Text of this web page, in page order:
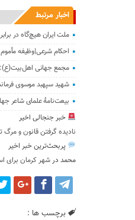
اخبار مرتبط
ملت ایران هیچ‌گاه در
احکام شرعی|وظیفه مأموم
مجمع جهانی
شهید سپهبد موسوی
بیعت‌نامۀ علمای شاعر
خبر جنجالی اخیر
نادیده گرفتن قانون و
پربحث‌ترین خبر اخیر
محمد درشهر کرمان برای
برچسب ها :